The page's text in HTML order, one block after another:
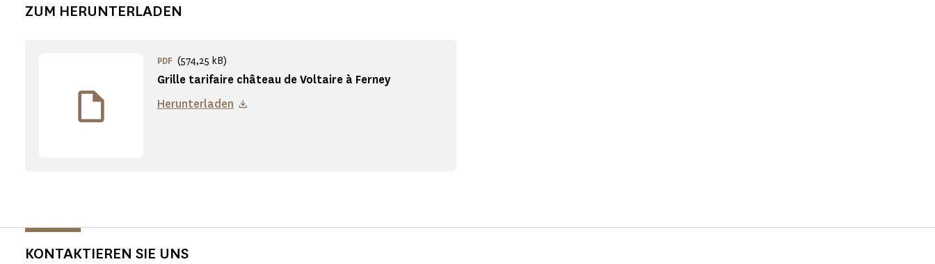
ZUM HERUNTERLADEN
Grille tarifaire château de Voltaire à Ferney
PDF (574,25 kB)
Herunterladen
KONTAKTIEREN SIE UNS